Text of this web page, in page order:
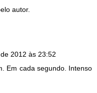
autor.
2012 às 23:52
Em cada segundo. Intenso